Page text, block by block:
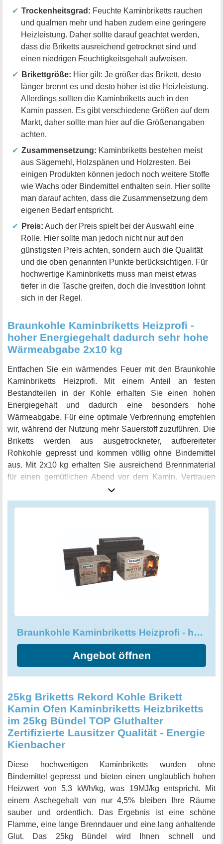
Trockenheitsgrad: Feuchte Kaminbriketts rauchen
und qualmen mehr und haben zudem eine geringere
Heizleistung. Daher sollte darauf geachtet werden,
dass die Briketts ausreichend getrocknet sind und
einen niedrigen Feuchtigkeitsgehalt aufweisen.
Brikettgröße: Hier gilt: Je größer das Brikett, desto
länger brennt es und desto höher ist die Heizleistung.
Allerdings sollten die Kaminbriketts auch in den
Kamin passen. Es gibt verschiedene Größen auf dem
Markt, daher sollte man hier auf die Größenangaben
achten.
Zusammensetzung: Kaminbriketts bestehen meist
aus Sägemehl, Holzspänen und Holzresten. Bei
einigen Produkten können jedoch noch weitere Stoffe
wie Wachs oder Bindemittel enthalten sein. Hier sollte
man darauf achten, dass die Zusammensetzung dem
eigenen Bedarf entspricht.
Preis: Auch der Preis spielt bei der Auswahl eine
Rolle. Hier sollte man jedoch nicht nur auf den
günstigsten Preis achten, sondern auch die Qualität
und die oben genannten Punkte berücksichtigen. Für
hochwertige Kaminbriketts muss man meist etwas
tiefer in die Tasche greifen, doch die Investition lohnt
sich in der Regel.
Braunkohle Kaminbriketts Heizprofi -
hoher Energiegehalt dadurch sehr hohe
Wärmeabgabe 2x10 kg
Entfachen Sie ein wärmendes Feuer mit den Braunkohle
Kaminbriketts Heizprofi. Mit einem Anteil an festen
Bestandteilen in der Kohle erhalten Sie einen hohen
Energiegehalt und dadurch eine besonders hohe
Wärmeabgabe. Für eine optimale Verbrennung empfehlen
wir, während der Nutzung mehr Sauerstoff zuzuführen. Die
Briketts werden aus ausgetrockneter, aufbereiteter
Rohkohle gepresst und kommen völlig ohne Bindemittel
aus. Mit 2x10 kg erhalten Sie ausreichend Brennmaterial
für einen gemütlichen Abend vor dem Kamin. Vertrauen
Sie auf die laborgeprüfte Qualität von Heizprofi und
genießen Sie die wohlige Wärme Ihrer neuen Braunkohle
Braunkohle Kaminbriketts Heizprofi - hoher Energiegehalt dadurch sehr hohe Wärmeabgabe
Angebot öffnen
25kg Briketts Rekord Kohle Brikett
Kamin Ofen Kaminbriketts Heizbriketts
im 25kg Bündel TOP Gluthalter
Zertifizierte Lausitzer Qualität - Energie
Kienbacher
Diese hochwertigen Kaminbriketts wurden ohne
Bindemittel gepresst und bieten einen unglaublich hohen
Heizwert von 5,3 kWh/kg, was 19MJ/kg entspricht. Mit
einem Aschegehalt von nur 4,5% bleiben Ihre Räume
sauber und ordentlich. Das Ergebnis ist eine schöne
Flamme, eine lange Brenndauer und eine lang anhaltende
Glut. Das 25kg Bündel wird Ihnen schnell und